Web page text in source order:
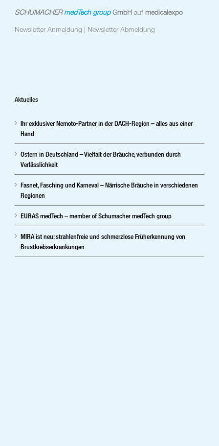
SCHUMACHER medTech groupGmbH auf medicalexpo
Newsletter Anmeldung | Newsletter Abmeldung
Aktuelles
Ihr exklusiver Nemoto-Partner in der DACH-Region – alles aus einer
Hand
Ostern in Deutschland – Vielfalt der Bräuche, verbunden durch
Verlässlichkeit
Fasnet, Fasching und Karneval – Närrische Bräuche in verschiedenen
Regionen
EURAS medTech – member of Schumacher medTech group
MIRA ist neu: strahlenfreie und schmerzlose Früherkennung von
Brustkrebserkrankungen